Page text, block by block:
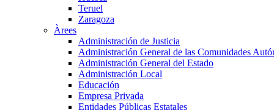
Teruel
Zaragoza
Àrees
Administración de Justicia
Administración General de las Comunidades
Administración General del Estado
Administración Local
Educación
Empresa Privada
Entidades Públicas Estatales